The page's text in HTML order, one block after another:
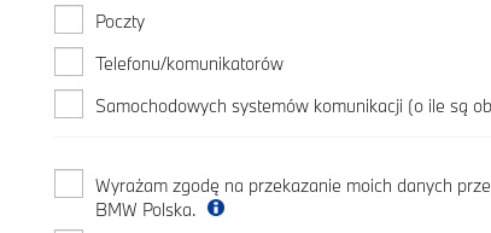
Poczty
Telefonu/komunikatorów
Samochodowych systemów komunikacji (o ile są
Wyrażam zgodę na przekazanie moich danych
BMW Polska.